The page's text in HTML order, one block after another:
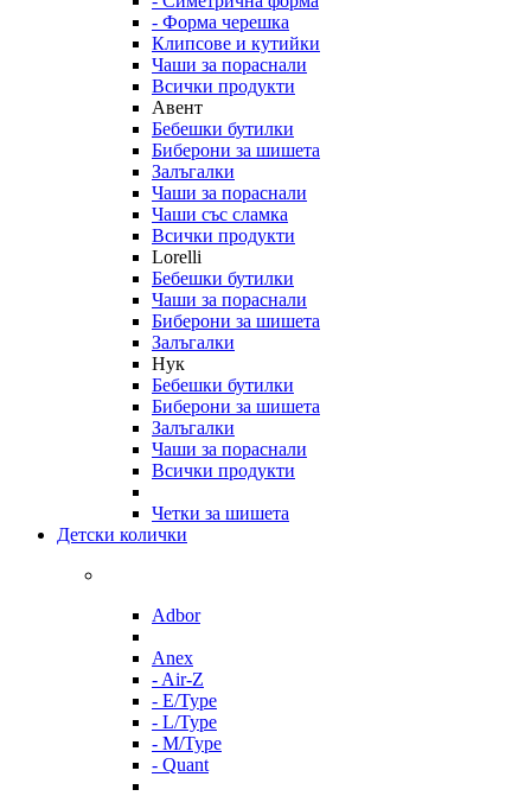
- Форма черешка
Клипсове и кутийки
Чаши за пораснали
Всички продукти
Авент
Бебешки бутилки
Биберони за шишета
Залъгалки
Чаши за пораснали
Чаши със сламка
Всички продукти
Lorelli
Бебешки бутилки
Чаши за пораснали
Биберони за шишета
Залъгалки
Нук
Бебешки бутилки
Биберони за шишета
Залъгалки
Чаши за пораснали
Всички продукти
Четки за шишета
Детски колички
Adbor
Anex
- Air-Z
- E/Type
- L/Type
- M/Type
- Quant